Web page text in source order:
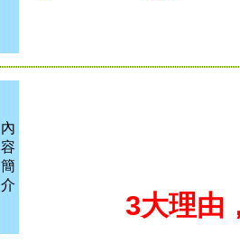
內
容
簡
介
3大理由